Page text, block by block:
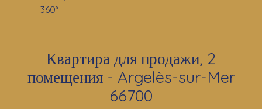
360°
Квартира для продажи, 2
помещения - Argelès-sur-Mer
66700